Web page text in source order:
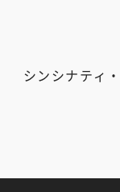
シンシナティ